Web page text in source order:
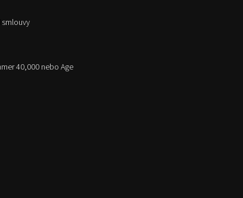
40,000 nebo Age